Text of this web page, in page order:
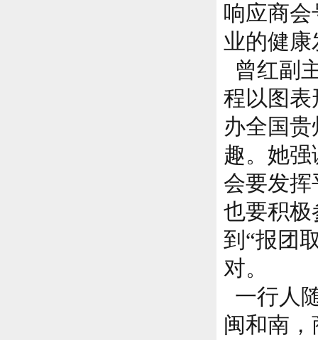
响应商
业的健康
曾红副
程以图
办全国
趣。她
会要发
也要积
到 “报团
对。
一行人
闽和南